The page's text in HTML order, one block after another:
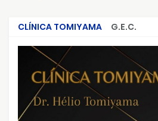
CLÍNICA TOMIYAMA
G.E.C.
CRIMES QUE ABALARAM O BRASIL